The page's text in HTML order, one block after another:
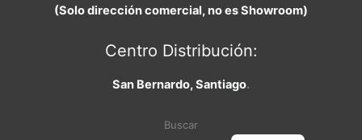
(Solo dirección comercial, no es Showroom)
Centro Distribución:
San Bernardo, Santiago.
Buscar